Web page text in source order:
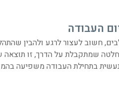
העבודה
חשוב לעצור לרגע ולהבין
החלטה שמתקבלת על הדרך, זו
בתחילת העבודה משפיעה